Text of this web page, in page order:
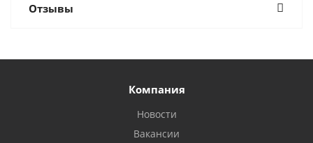
Отзывы
Компания
Новости
Вакансии